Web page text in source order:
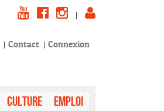
Culture Emploi
Contact Connexion